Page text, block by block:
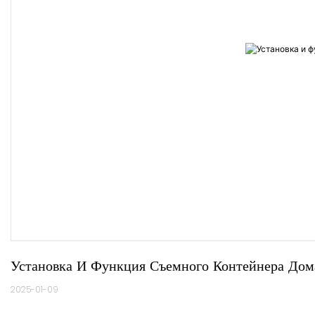
Установка И Функция Съемного Контейнера
2025-01-09